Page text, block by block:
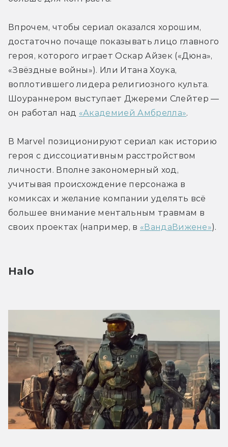
Впрочем, чтобы сериал оказался хорошим,
достаточно почаще показывать лицо главного
героя, которого играет Оскар Айзек («Дюна»,
«Звёздные войны»). Или Итана Хоука,
воплотившего лидера религиозного культа.
Шоураннером выступает Джереми Слейтер —
он работал над «Академией Амбрелла».
В Marvel позиционируют сериал как историю
героя с диссоциативным расстройством
личности. Вполне закономерный ход,
учитывая происхождение персонажа в
комиксах и желание компании уделять всё
большее внимание ментальным травмам в
своих проектах (например, в «ВандаВижене»).
Halo